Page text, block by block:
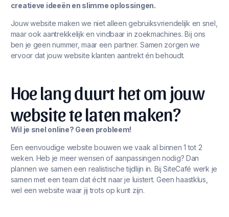
creatieve ideeën en slimme oplossingen.
Jouw website maken we niet alleen gebruiksvriendelijk en snel,
maar ook aantrekkelijk en vindbaar in zoekmachines. Bij ons
ben je geen nummer, maar een partner. Samen zorgen we
ervoor dat jouw website klanten aantrekt én behoudt.
Hoe lang duurt het om jouw
website te laten maken?
Wil je snel online? Geen probleem!
Een eenvoudige website bouwen we vaak al binnen 1 tot 2
weken. Heb je meer wensen of aanpassingen nodig? Dan
plannen we samen een realistische tijdlijn in. Bij SiteCafé werk je
samen met een team dat écht naar je luistert. Geen haastklus,
wel een website waar jij trots op kunt zijn.